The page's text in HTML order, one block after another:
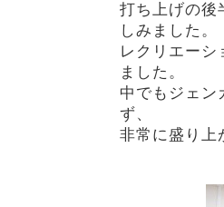
打ち上げの後
しみました。
レクリエー
ました。
中でもジェン
ず、
非常に盛り上